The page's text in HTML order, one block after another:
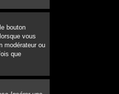
bouton
vous
modérateur ou
que